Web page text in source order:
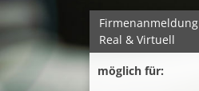
Firmenanmeldung
Real & Virtuell
möglich für: